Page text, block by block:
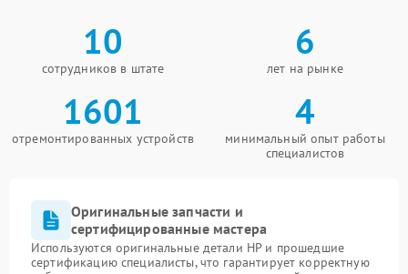
10
сотрудников в штате
6
лет на рынке
1601
отремонтированных устройств
4
минимальный опыт работы
специалистов
Оригинальные запчасти и
сертифицированные мастера
Используются оригинальные детали HP и прошедшие
сертификацию специалисты, что гарантирует корректную